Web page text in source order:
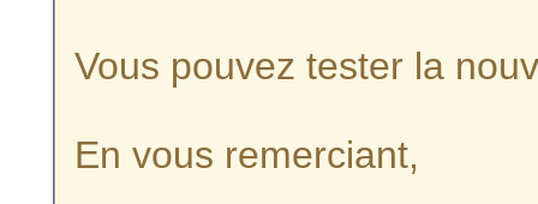
Vous pouvez tester la
En vous remerciant,